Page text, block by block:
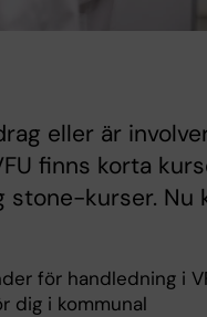
eller är
finns korta
stone-kurser. Nu
för handledning i
dig i kommunal